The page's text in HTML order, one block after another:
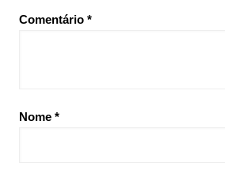
Comentário *
Nome *